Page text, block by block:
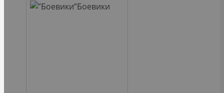
Боевики